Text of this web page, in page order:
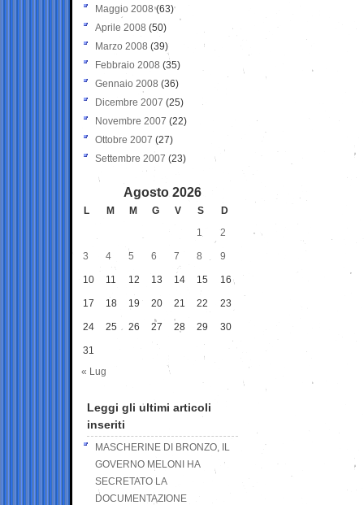
Maggio 2008(63)
Aprile 2008 (50)
Marzo 2008 (39)
Febbraio 2008 (35)
Gennaio 2008 (36)
Dicembre 2007 (25)
Novembre 2007 (22)
Ottobre 2007 (27)
Settembre 2007 (23)
Agosto 2026
L M M G V S
D
1
2
3 4 5 6 7 8 9
10 11 12 13 14 15 16
17 18 19 20 21 22 23
24 25 26 27 28 29 30
31
« Lug
Leggi gli ultimi articoli
inseriti
MASCHERINE DI BRONZO, IL
GOVERNO MELONI HA
SECRETATO LA
DOCUMENTAZIONE